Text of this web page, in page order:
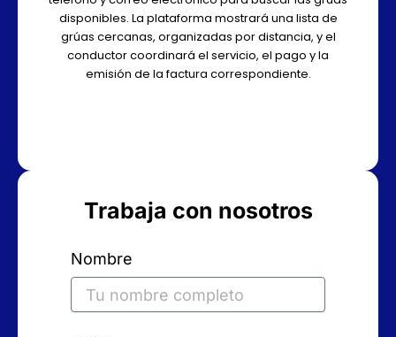
disponibles. La plataforma mostrará una lista de
grúas cercanas, organizadas por distancia, y el
conductor coordinará el servicio, el pago y la
emisión de la factura correspondiente.
Trabaja con nosotros
Nombre